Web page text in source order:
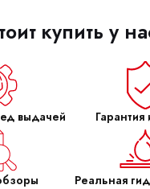
купить у
выдачей Гарантия
Реальная